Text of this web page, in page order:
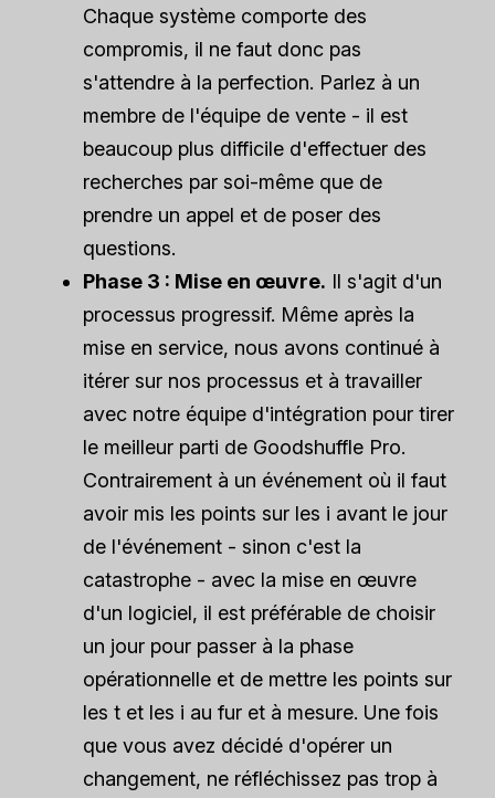
Chaque système comporte des
compromis, il ne faut donc pas
s'attendre à la perfection. Parlez à un
membre de l'équipe de vente - il est
beaucoup plus difficile d'effectuer des
recherches par soi-même que de
prendre un appel et de poser des
questions.
Phase 3 : Mise en œuvre. Il s'agit d'un
processus progressif. Même après la
mise en service, nous avons continué à
itérer sur nos processus et à travailler
avec notre équipe d'intégration pour tirer
le meilleur parti de Goodshuffle Pro.
Contrairement à un événement où il faut
avoir mis les points sur les i avant le jour
de l'événement - sinon c'est la
catastrophe - avec la mise en œuvre
d'un logiciel, il est préférable de choisir
un jour pour passer à la phase
opérationnelle et de mettre les points sur
les t et les i au fur et à mesure. Une fois
que vous avez décidé d'opérer un
changement, ne réfléchissez pas trop à